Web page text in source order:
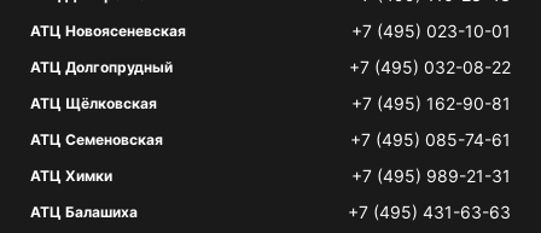
АТЦ Новоясеневская +7 (495) 023-10-01
АТЦ Долгопрудный +7 (495) 032-08-22
АТЦ Щёлковская +7 (495) 162-90-81
АТЦ Семеновская +7 (495) 085-74-61
АТЦ Химки +7 (495) 989-21-31
АТЦ Балашиха +7 (495) 431-63-63